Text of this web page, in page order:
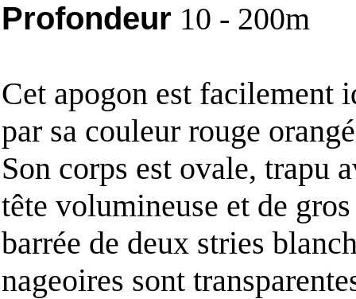
Profondeur 10 - 200m
Cet apogon est facilement
par sa couleur rouge
Son corps est ovale, trapu
tête volumineuse et de
barrée de deux stries
nageoires sont